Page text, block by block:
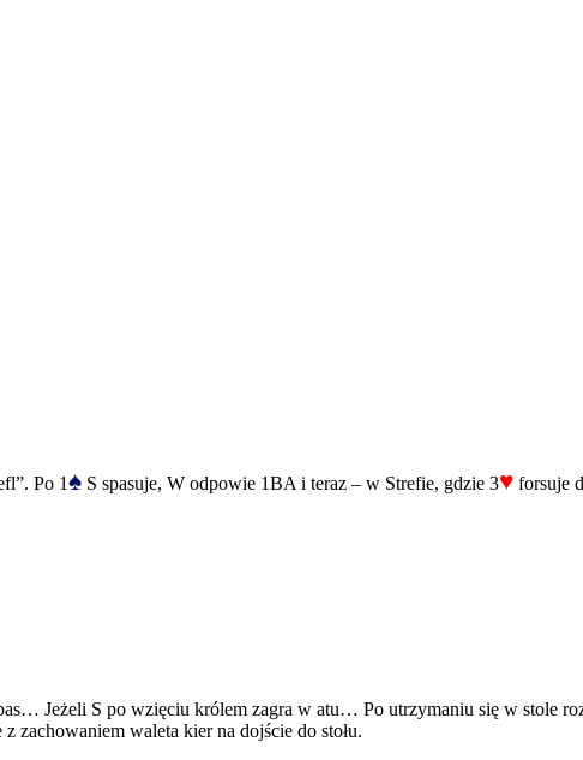
Po 1♠ S spasuje, W odpowie 1BA i teraz – w Strefie, gdzie 3♥ forsuje
Jeżeli S po wzięciu królem zagra w atu… Po utrzymaniu się w stole
waleta kier na dojście do stołu.